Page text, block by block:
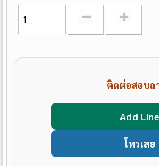
ติดต่อสอบถ
Add Line
โทรเลย